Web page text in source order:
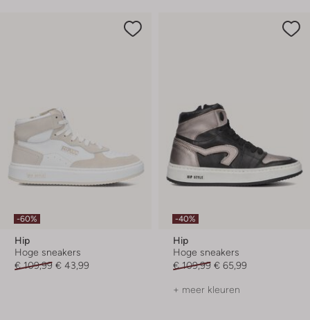
-60%
Hip
Hoge sneakers
€ 109,99 € 43,99
-40%
Hip
Hoge sneakers
€ 109,99 € 65,99
+ meer kleuren